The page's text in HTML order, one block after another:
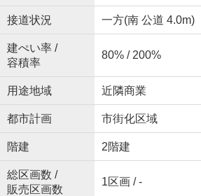
接道状況 一方(南 公道 4.0m)
建ぺい率 /
容積率
80% / 200%
用途地域 近隣商業
都市計画 市街化区域
階建 2階建
総区画数 /
販売区画数
1区画 / -